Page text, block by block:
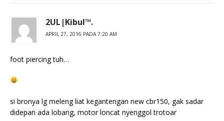
2UL|Kibul™.
APRIL 27, 2016 PADA 7:20 AM
foot piercing tuh…
si bronya lg meleng liat kegantengan new cbr150, gak sadar
didepan ada lobang, motor loncat nyenggol trotoar